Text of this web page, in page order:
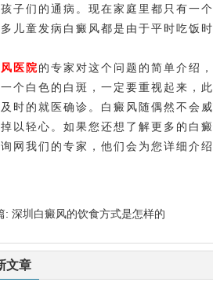
们的通病。现在家庭里都只有一个
儿童发病白癜风都是由于平时吃饭时
医院的专家对这个问题的简单介绍，
个白色的白斑，一定要重视起来，此
时的就医确诊。白癜风随偶然不会威
以轻心。如果您还想了解更多的白癜
网我们的专家，他们会为您详细介绍
: 深圳白癜风的饮食方式是怎样的
文章